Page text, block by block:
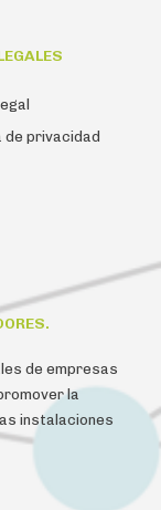
de privacidad
de empresas
la
instalaciones